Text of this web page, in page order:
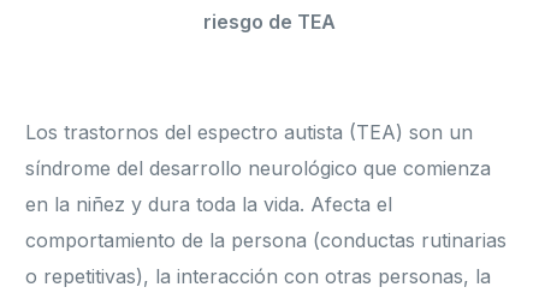
riesgo de TEA
Los trastornos del espectro autista (TEA) son un
síndrome del desarrollo neurológico que comienza
en la niñez y dura toda la vida. Afecta el
comportamiento de la persona (conductas rutinarias
o repetitivas), la interacción con otras personas, la